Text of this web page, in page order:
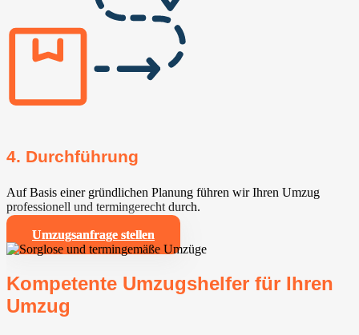
4. Durchführung
Auf Basis einer gründlichen Planung führen wir Ihren Umzug
professionell und termingerecht durch.
Umzugsanfrage stellen
Kompetente Umzugshelfer für Ihren
Umzug